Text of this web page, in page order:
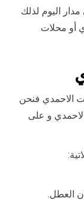
اليوم لذلك
أو محلات
الاحمدي فنحن
و على
العطل.